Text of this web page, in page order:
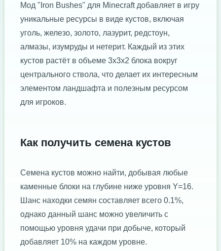
Мод "Iron Bushes" для Minecraft добавляет в игру
уникальные ресурсы в виде кустов, включая
уголь, железо, золото, лазурит, редстоун,
алмазы, изумруды и нетерит. Каждый из этих
кустов растёт в объеме 3x3x2 блока вокруг
центрального ствола, что делает их интересным
элементом ландшафта и полезным ресурсом
для игроков.
Как получить семена кустов
Семена кустов можно найти, добывая любые
каменные блоки на глубине ниже уровня Y=16.
Шанс находки семян составляет всего 0.1%,
однако данный шанс можно увеличить с
помощью уровня удачи при добыче, который
добавляет 10% на каждом уровне.